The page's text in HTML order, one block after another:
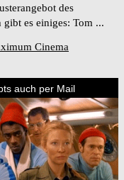
des
es einiges: Tom ...
Cinema